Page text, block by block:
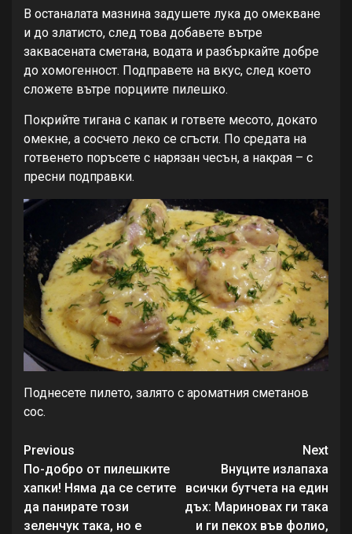
В останалата мазнина задушете лука до омекване
и до златисто, след това добавете вътре
заквасената сметана, водата и разбъркайте добре
до хомогенност. Подправете на вкус, след което
сложете вътре порциите пилешко.
Покрийте тигана с капак и гответе месото, докато
омекне, а сосчето леко се сгъсти. По средата на
готвенето поръсете с нарязан чесън, а накрая – с
пресни подправки.
Поднесете пилето, залято с ароматния сметанов
сос.
Continue
Reading
Previous
По-добро от пилешките
хапки! Няма да се сетите
да панирате този
зеленчук така, но е
Next
Внуците излапаха
всички бутчета на един
дъх: Мариновах ги така
и ги пекох във фолио,